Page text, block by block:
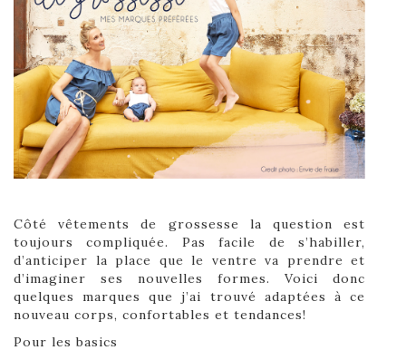
Côté vêtements de grossesse la question est
toujours compliquée. Pas facile de s’habiller,
d’anticiper la place que le ventre va prendre et
d’imaginer ses nouvelles formes. Voici donc
quelques marques que j’ai trouvé adaptées à ce
nouveau corps, confortables et tendances!
Pour les basics